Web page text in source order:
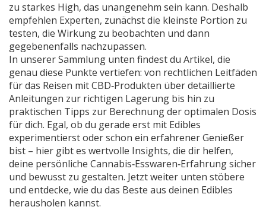
zu starkes High, das unangenehm sein kann. Deshalb
empfehlen Experten, zunächst die kleinste Portion zu
testen, die Wirkung zu beobachten und dann
gegebenenfalls nachzupassen.
In unserer Sammlung unten findest du Artikel, die
genau diese Punkte vertiefen: von rechtlichen Leitfäden
für das Reisen mit CBD‑Produkten über detaillierte
Anleitungen zur richtigen Lagerung bis hin zu
praktischen Tipps zur Berechnung der optimalen Dosis
für dich. Egal, ob du gerade erst mit Edibles
experimentierst oder schon ein erfahrener Genießer
bist – hier gibt es wertvolle Insights, die dir helfen,
deine persönliche Cannabis‑Esswaren‑Erfahrung sicher
und bewusst zu gestalten. Jetzt weiter unten stöbere
und entdecke, wie du das Beste aus deinen Edibles
herausholen kannst.